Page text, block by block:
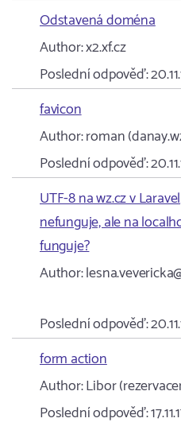
Odstavená doména
Author:x2.xf.cz
Poslední odpověď:
favicon
Author:roman
Poslední odpověď:
UTF-8 na wz.cz v
nefunguje, ale na
funguje?
Author:
Poslední odpověď:
form action
Author:Libor
Poslední odpověď: